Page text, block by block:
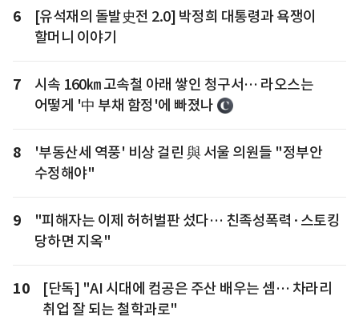
6
[유석재의 돌발史전 2.0] 박정희 대통령과 욕쟁이
할머니 이야기
7
시속 160㎞ 고속철 아래 쌓인 청구서… 라오스는
어떻게 '中 부채 함정'에 빠졌나
8
'부동산세 역풍' 비상 걸린 與 서울 의원들 "정부안
수정해야"
9
"피해자는 이제 허허벌판 섰다… 친족성폭력·스토킹
당하면 지옥"
10
[단독] "AI 시대에 컴공은 주산 배우는 셈… 차라리
취업 잘 되는 철학과로"